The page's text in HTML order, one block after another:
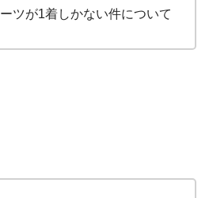
ツが1着しかない件について